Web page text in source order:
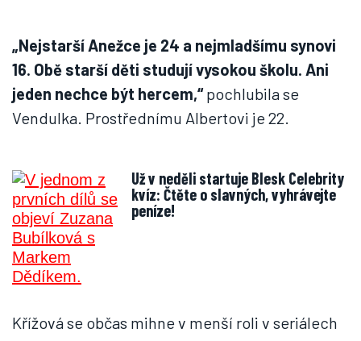
„Nejstarší Anežce je 24 a nejmladšímu synovi
16. Obě starší děti studují vysokou školu. Ani
jeden nechce být hercem,“pochlubila se
Vendulka. Prostřednímu Albertovi je 22.
Už v neděli startuje Blesk Celebrity
kvíz: Čtěte o slavných, vyhrávejte
peníze!
Křížová se občas mihne v menší roli v seriálech